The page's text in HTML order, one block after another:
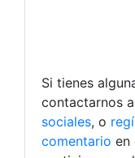
Si tienes
contactarnos
sociales, o
comentario en